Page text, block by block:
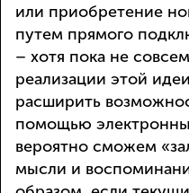
или приобретение
путем прямого
– хотя пока не
реализации этой
расширить
помощью
вероятно сможем
мысли и